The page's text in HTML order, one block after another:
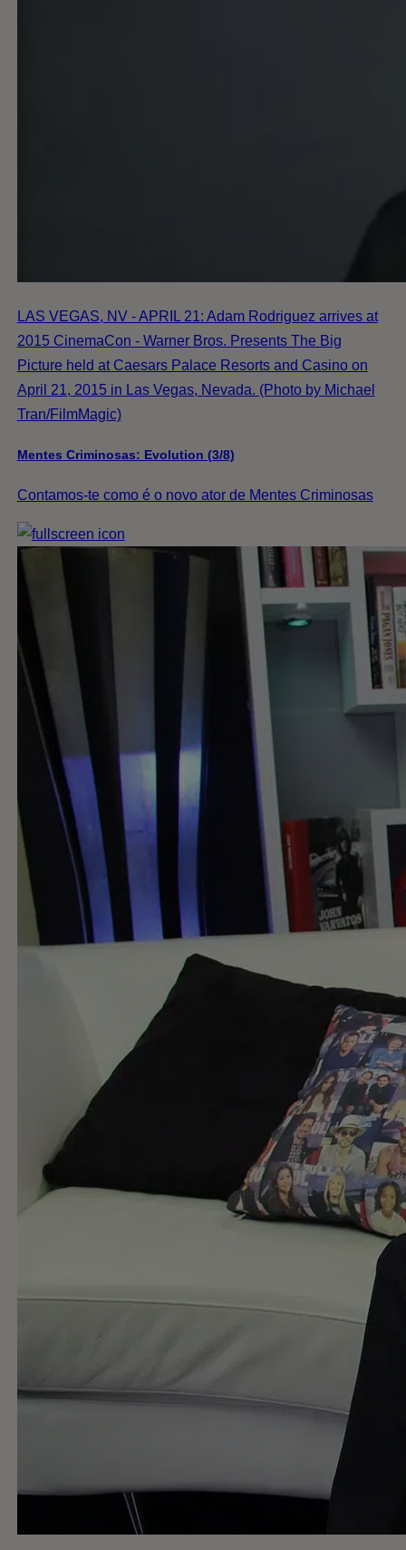
LAS VEGAS, NV - APRIL 21: Adam Rodriguez arrives at
2015 CinemaCon - Warner Bros. Presents The Big
Picture held at Caesars Palace Resorts and Casino on
April 21, 2015 in Las Vegas, Nevada. (Photo by Michael
Tran/FilmMagic)
Mentes Criminosas: Evolution (3/8)
Contamos-te como é o novo ator de Mentes Criminosas